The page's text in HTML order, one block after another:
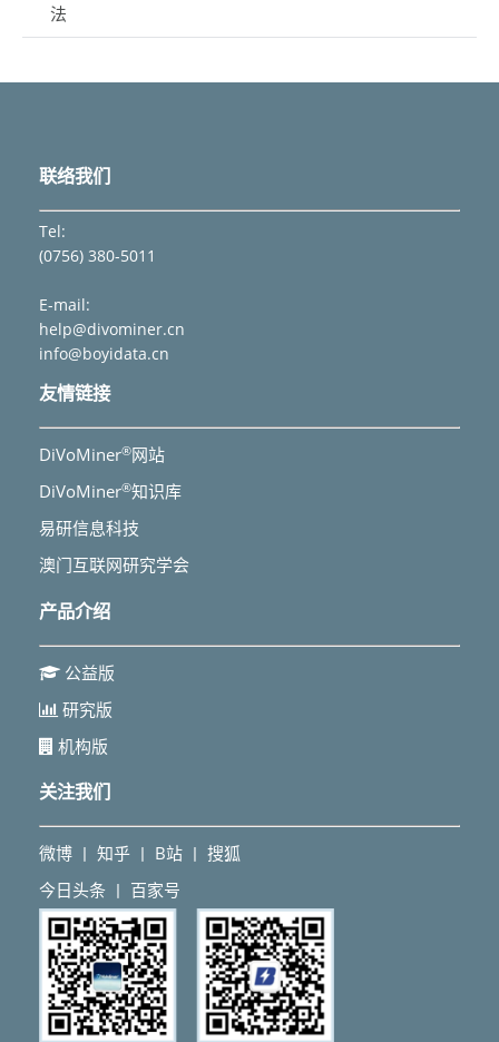
法
联络我们
Tel:
(0756) 380-5011
E-mail:
help@divominer.cn
info@boyidata.cn
友情链接
DiVoMiner®网站
DiVoMiner®知识库
易研信息科技
澳门互联网研究学会
产品介绍
公益版
研究版
机构版
关注我们
微博 丨 知乎 丨 B站 丨 搜狐
今日头条 丨 百家号